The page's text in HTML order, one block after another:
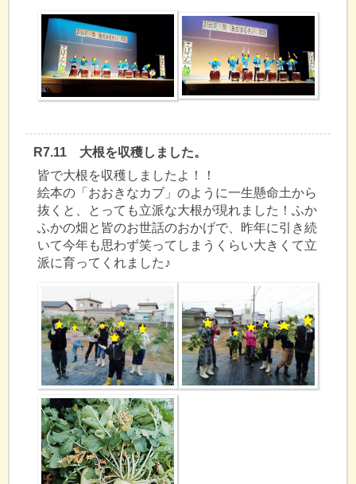
R7.11 大根を収穫しました。
皆で大根を収穫しましたよ！！
絵本の「おおきなカブ」のように一生懸命土から
抜くと、とっても立派な大根が現れました！ふか
ふかの畑と皆のお世話のおかげで、昨年に引き続
いて今年も思わず笑ってしまうくらい大きくて立
派に育ってくれました♪